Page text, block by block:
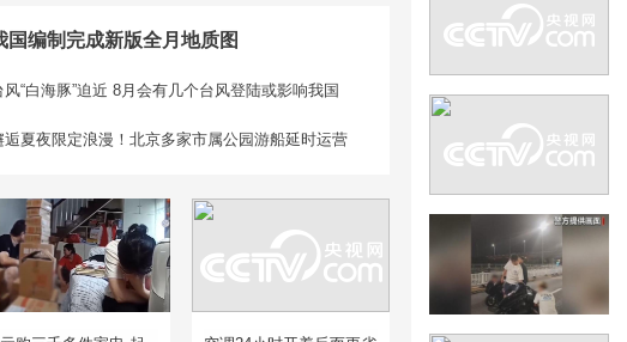
国编制完成新版全月地质图
风“白海豚”迫近 8月会有几个台风登陆或影响我国
逅夏夜限定浪漫！北京多家市属公园游船延时运营